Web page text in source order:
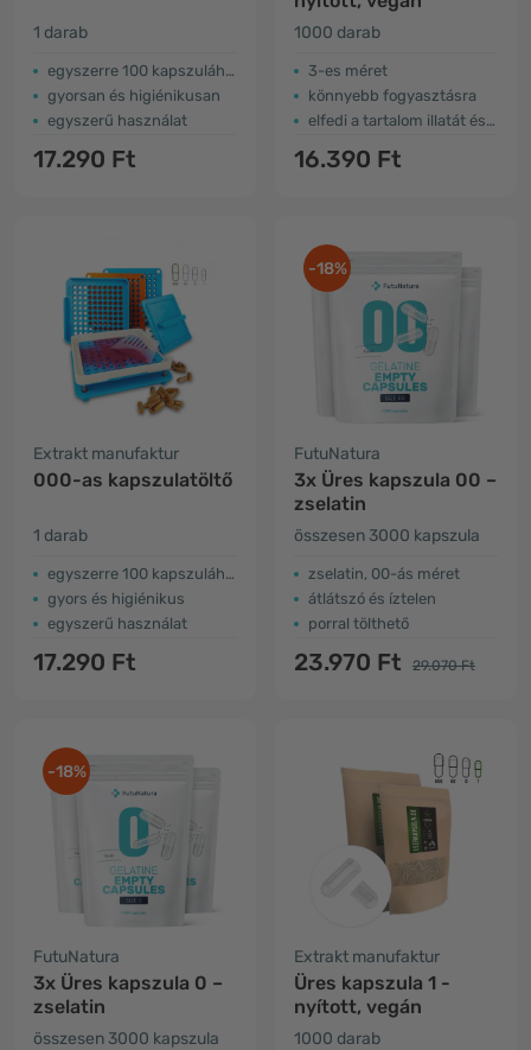
1 darab
egyszerre 100 kapszulához
gyorsan és higiénikusan
egyszerű használat
17.290 Ft
1000 darab
3-es méret
könnyebb fogyasztásra
elfedi a tartalom illatát és ízét
16.390 Ft
Extrakt manufaktur
000-as kapszulatöltő
1 darab
egyszerre 100 kapszulához
gyors és higiénikus
egyszerű használat
17.290 Ft
-18%
FutuNatura
3x Üres kapszula 00 –
zselatin
összesen 3000 kapszula
zselatin, 00-ás méret
átlátszó és íztelen
porral tölthető
23.970 Ft 29.070 Ft
-18%
FutuNatura
3x Üres kapszula 0 –
zselatin
összesen 3000 kapszula
Extrakt manufaktur
Üres kapszula 1 -
nyított, vegán
1000 darab